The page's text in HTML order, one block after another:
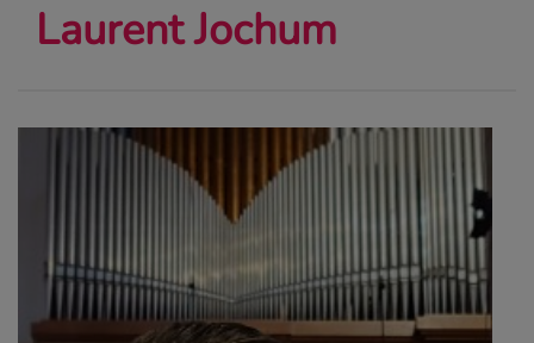
Laurent Jochum